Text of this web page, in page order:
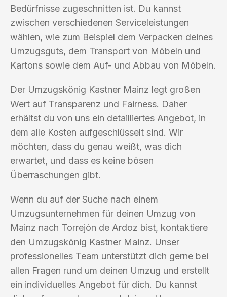
Bedürfnisse zugeschnitten ist. Du kannst
zwischen verschiedenen Serviceleistungen
wählen, wie zum Beispiel dem Verpacken deines
Umzugsguts, dem Transport von Möbeln und
Kartons sowie dem Auf- und Abbau von Möbeln.
Der Umzugskönig Kastner Mainz legt großen
Wert auf Transparenz und Fairness. Daher
erhältst du von uns ein detailliertes Angebot, in
dem alle Kosten aufgeschlüsselt sind. Wir
möchten, dass du genau weißt, was dich
erwartet, und dass es keine bösen
Überraschungen gibt.
Wenn du auf der Suche nach einem
Umzugsunternehmen für deinen Umzug von
Mainz nach Torrejón de Ardoz bist, kontaktiere
den Umzugskönig Kastner Mainz. Unser
professionelles Team unterstützt dich gerne bei
allen Fragen rund um deinen Umzug und erstellt
ein individuelles Angebot für dich. Du kannst